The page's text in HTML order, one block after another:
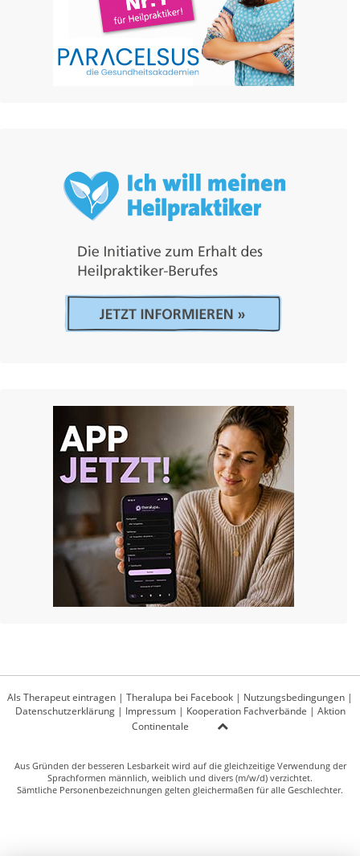
Als Therapeut eintragen | Theralupa bei Facebook | Nutzungsbedingungen |
Datenschutzerklärung| Impressum| Kooperation Fachverbände | Aktion
Continentale
Aus Gründen der besseren Lesbarkeit wird auf die gleichzeitige Verwendung der
Sprachformen männlich, weiblich und divers (m/w/d) verzichtet.
Sämtliche Personenbezeichnungen gelten gleichermaßen für alle Geschlechter.